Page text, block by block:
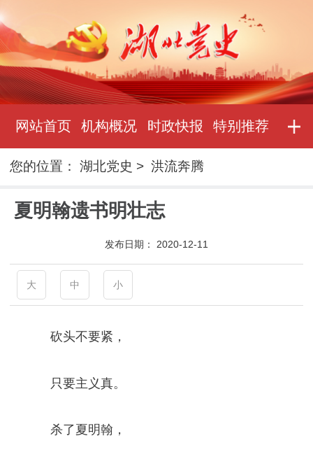
网站首页 机构概况 时政快报 特别推荐
您的位置：湖北党史 >洪流奔腾
夏明翰遗书明壮志
发布日期： 2020-12-11
大 中 小
砍头不要紧，
只要主义真。
杀了夏明翰，